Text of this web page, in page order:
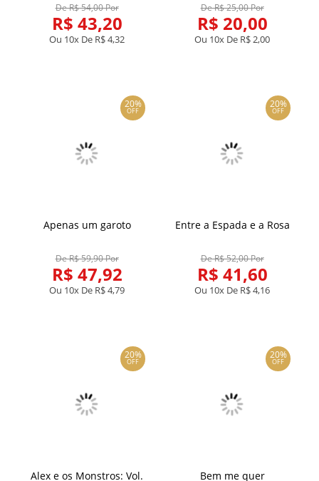
De R$ 54,00 Por
R$ 43,20
Ou 10x De R$ 4,32
De R$ 25,00 Por
R$ 20,00
Ou 10x De R$ 2,00
20%
OFF
Apenas um garoto
De R$ 59,90 Por
R$ 47,92
Ou 10x De R$ 4,79
20%
OFF
Entre a Espada e a Rosa
De R$ 52,00 Por
R$ 41,60
Ou 10x De R$ 4,16
20%
OFF
Alex e os Monstros: Vol.
20%
OFF
Bem me quer